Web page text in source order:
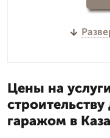
Цены на
гаражом в